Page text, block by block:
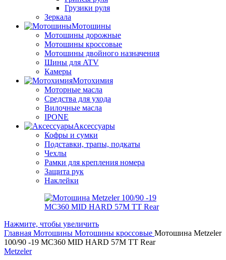
Грузики руля
Зеркала
Мотошины
Мотошины дорожные
Мотошины кроссовые
Мотошины двойного назначения
Шины для ATV
Камеры
Мотохимия
Моторные масла
Средства для ухода
Вилочные масла
IPONE
Аксессуары
Кофры и сумки
Подставки, трапы, подкаты
Чехлы
Рамки для крепления номера
Защита рук
Наклейки
Нажмите, чтобы увеличить
Главная Мотошины Мотошины кроссовые Мотошина Metzeler
100/90 -19 MC360 MID HARD 57M TT Rear
Metzeler